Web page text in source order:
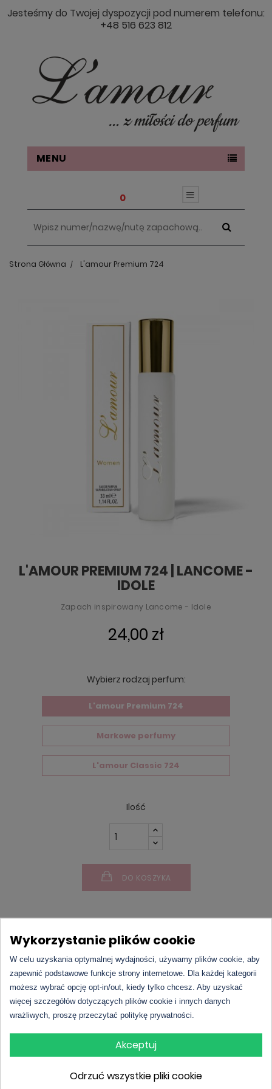
Jesteśmy do Twojej dyspozycji pod numerem telefonu:
+48 516 623 812
MENU
0
Strona Główna L'amour Premium 724
L'AMOUR PREMIUM 724 | LANCOME -
IDOLE
Zapach inspirowany Lancome - Idole
24,00 zł
Wybierz rodzaj perfum:
L'amour Premium 724
Markowe perfumy
L'amour Classic 724
Ilość
DO KOSZYKA
L'amour Premium 724 | Lancome - Idole
stworzony dla nowoczesnych, pewnych siebie kobiet,
zapach inspirowany
Wykorzystanie plików cookie
W celu uzyskania optymalnej wydajności, używamy plików cookie, aby
zapewnić podstawowe funkcje strony internetowe. Dla każdej kategorii
możesz wybrać opcję opt-in/out, kiedy tylko chcesz. Aby uzyskać
więcej szczegółów dotyczących plików cookie i innych danych
wrażliwych, proszę przeczytać politykę prywatności.
Akceptuj
Odrzuć wszystkie pliki cookie